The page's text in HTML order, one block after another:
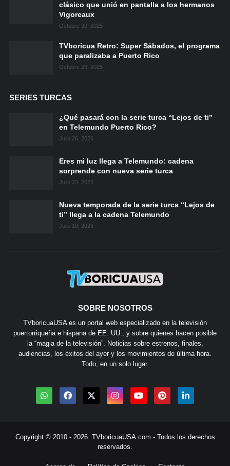
clásico que unió en pantalla a los hermanos
Vigoreaux
Octubre 30, 2025
TVboricua Retro: Super Sábados, el programa
que paralizaba a Puerto Rico
Octubre 23, 2025
SERIES TURCAS
¿Qué pasará con la serie turca “Lejos de ti”
en Telemundo Puerto Rico?
Julio 26, 2026
Eres mi luz llega a Telemundo: cadena
sorprende con nueva serie turca
Julio 23, 2026
Nueva temporada de la serie turca “Lejos de
ti” llega a la cadena Telemundo
Julio 10, 2026
SOBRE NOSOTROS
TVboricuaUSA es un portal web especializado en la televisión
puertorriqueña e hispana de EE. UU., y sobre quienes hacen posible
la “magia de la televisión”. Noticias sobre estrenos, finales,
audiencias, los éxitos del ayer y los movimientos de última hora.
Todo, en un solo lugar.
Copyright © 2010 - 2026. TVboricuaUSA.com - Todos los derechos
reservados.